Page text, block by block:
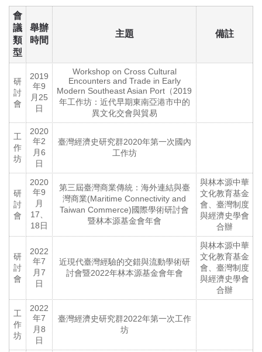
會
議
類
型
舉辦
時間
主題 備註
研
討
會
2019
年9
月25
日
Workshop on Cross Cultural
Encounters and Trade in Early
Modern Southeast Asian Port（2019
年工作坊：近代早期東南亞港市中的
異文化交會與貿易
工
作
坊
2020
年2
月6
日
臺灣經濟史研究群2020年第一次國內
工作坊
研
討
會
2020
年9
月
17、
18日
第三屆臺灣商業傳統：海外連結與臺
灣商業(Maritime Connectivity and
Taiwan Commerce)國際學術研討會
暨林本源基金會年會
與林本源中華
文化教育基金
會、臺灣制度
與經濟史學會
合辦
研
討
會
2022
年7
月7
日
近現代臺灣經驗的交錯與流動學術研
討會暨2022年林本源基金會年會
與林本源中華
文化教育基金
會、臺灣制度
與經濟史學會
合辦
工
作
坊
2022
年7
月8
日
臺灣經濟史研究群2022年第一次工作
坊